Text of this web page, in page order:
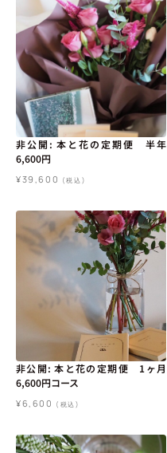
非公開: 本と花の定期便 半年
6,600円
¥39,600 (税込)
非公開: 本と花の定期便 1ヶ月
6,600円コース
¥6,600 (税込)